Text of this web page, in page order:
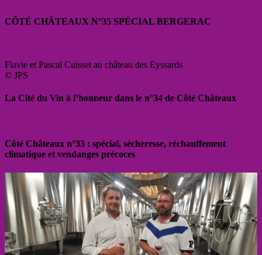
CÔTÉ CHÂTEAUX N°35 SPÉCIAL BERGERAC
Flavie et Pascal Cuisset au château des Eyssards
© JPS
La Cité du Vin à l’honneur dans le n°34 de Côté Châteaux
Côté Châteaux n°33 : spécial, sécheresse, réchauffement
climatique et vendanges précoces